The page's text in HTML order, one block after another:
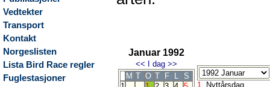
Vedtekter
Transport
Kontakt
Norgeslisten
Lista Bird Race regler
Fuglestasjoner
Januar 1992
<< I dag >>
M T O T F L
S
1. Nyttårsdag